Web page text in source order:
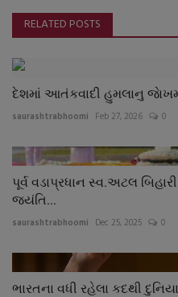
RELATED POSTS
દેશમાં આતંકવાદી હુમલાનુ જાેખમ
saurashtrabhoomi Feb 27, 2026 0
પૂર્વ વડાપ્રધાન સ્વ.અટલ
જયંતિ...
saurashtrabhoomi Dec 25, 2025 0
ભારતના વધી રહેલા કદથી